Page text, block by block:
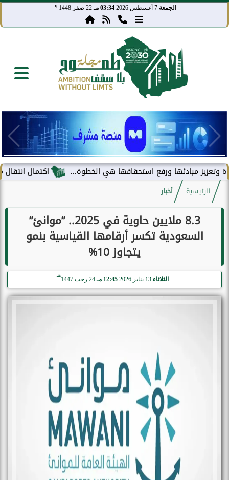
الجمعة 7 أغسطس 2026 03:34 مـ 22 صفر 1448 هـ
اكتمال انتقال مركز مبادئها ورفع استحقاقها هي الخطوة...
الرئيسية أخبار
8.3 ملايين حاوية في 2025.. ”موانئ”
السعودية تكسر أرقامها القياسية بنمو
يتجاوز 10%
الثلاثاء 13 يناير 2026 12:45 مـ 24 رجب 1447
هـ